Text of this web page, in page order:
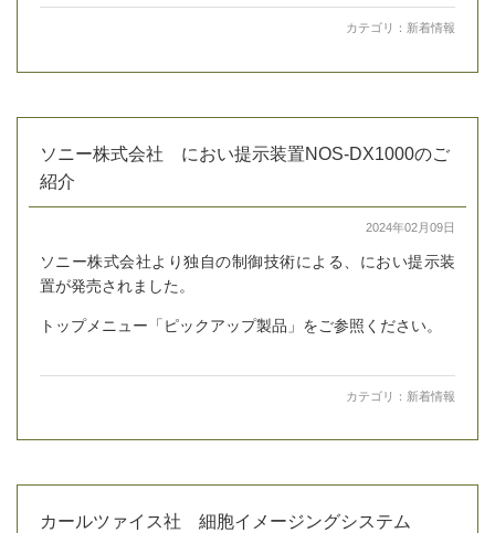
カテゴリ： 新着情報
ソニー株式会社 におい提示装置NOS-DX1000のご
紹介
2024年02月09日
ソニー株式会社より独自の制御技術による、におい提示装
置が発売されました。
トップメニュー「ピックアップ製品」をご参照ください。
カテゴリ： 新着情報
カールツァイス社 細胞イメージングシステム